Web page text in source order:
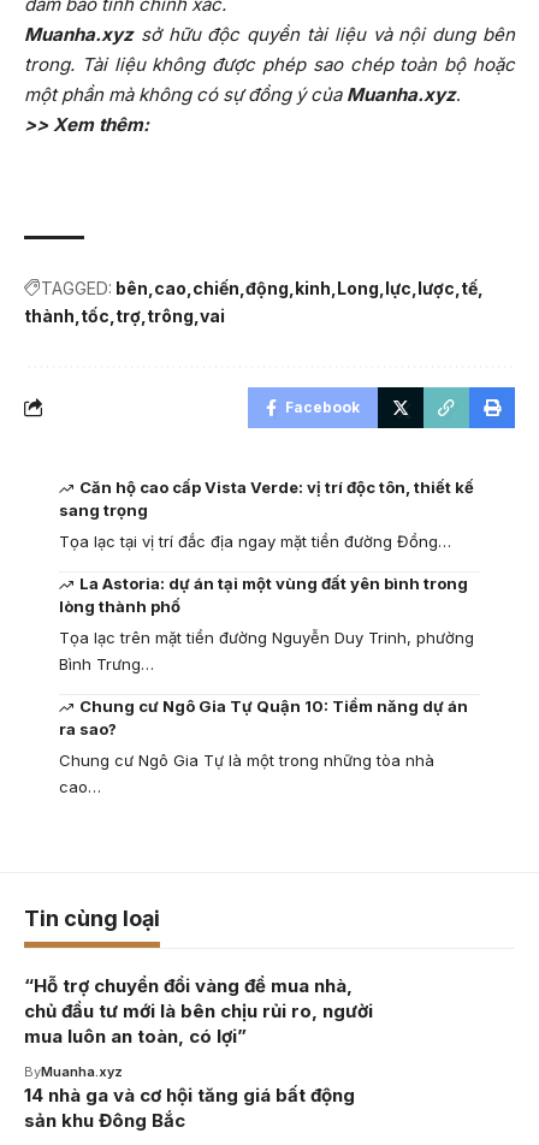
Muanha.xyzsở hữu độc quyền tài liệu và nội dung bên
trong. Tài liệu không được phép sao chép toàn bộ hoặc
một phần mà không có sự đồng ý của Muanha.xyz.
>> Xem thêm:
TAGGED: bên cao chiến động kinh Long lực lược tế
thành tốc trợ trông vai
Facebook
Căn hộ cao cấp Vista Verde: vị trí độc tôn, thiết kế
sang trọng
Tọa lạc tại vị trí đắc địa ngay mặt tiền đường Đồng…
La Astoria: dự án tại một vùng đất yên bình trong
lòng thành phố
Tọa lạc trên mặt tiền đường Nguyễn Duy Trinh, phường
Bình Trưng…
Chung cư Ngô Gia Tự Quận 10: Tiềm năng dự án
ra sao?
Chung cư Ngô Gia Tự là một trong những tòa nhà
cao…
Tin cùng loại
“Hỗ trợ chuyển đổi vàng để mua nhà,
chủ đầu tư mới là bên chịu rủi ro, người
mua luôn an toàn, có lợi”
ByMuanha.xyz
14 nhà ga và cơ hội tăng giá bất động
sản khu Đông Bắc